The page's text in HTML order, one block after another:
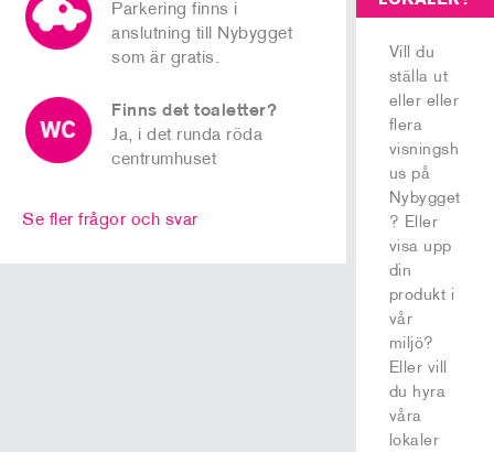
Parkering finns i
anslutning till Nybygget
som är gratis.
Finns det toaletter?
Ja, i det runda röda
centrumhuset
Se fler frågor och svar
Vill du
ställa ut
eller eller
flera
visningsh
us på
Nybygget
? Eller
visa upp
din
produkt i
vår
miljö?
Eller vill
du hyra
våra
lokaler